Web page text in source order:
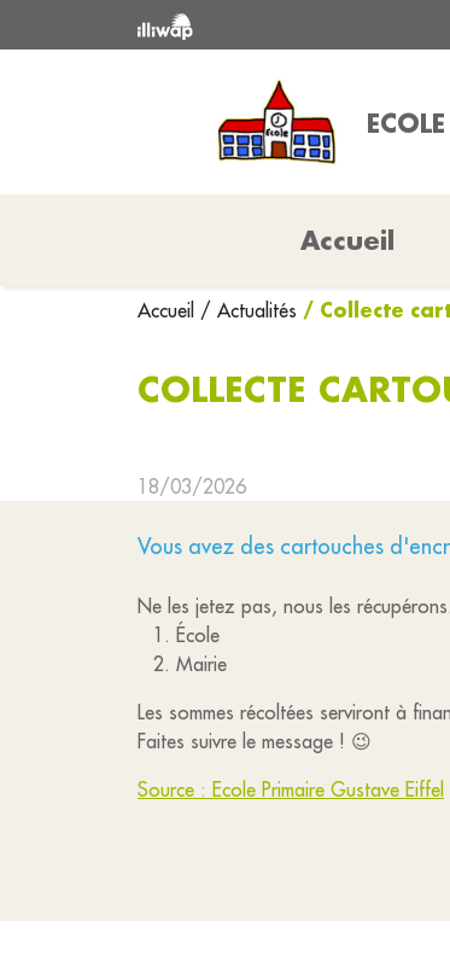
Accueil
Accueil / Actualités / Collecte
COLLECTE
18/03/2026
Vous avez des cartouches
Ne les jetez pas, nous les
École
Mairie
Les sommes récoltées serviront à
Faites suivre le message ! 😉
Source : Ecole Primaire Gustave Eiffel